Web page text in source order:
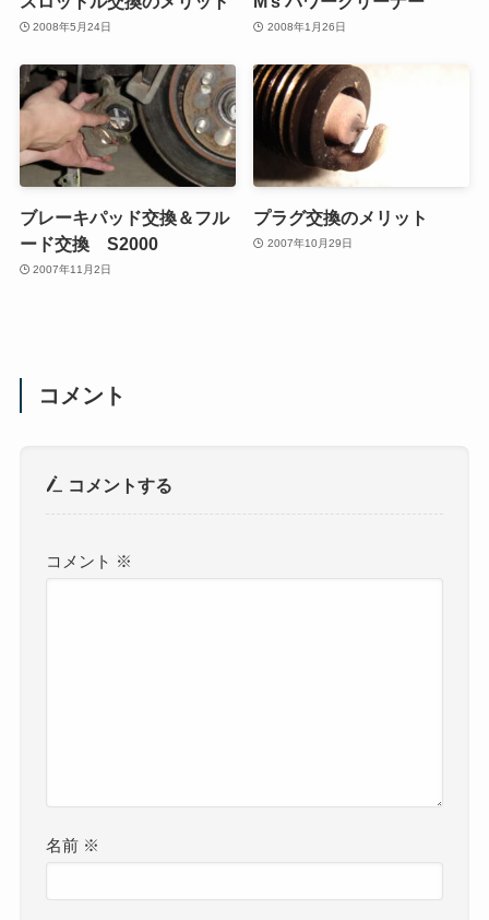
2008年5月24日 2008年1月26日
ブレーキパッド交換＆フル
ード交換 S2000
2007年11月2日
プラグ交換のメリット
2007年10月29日
コメント
コメントする
コメント ※
名前 ※